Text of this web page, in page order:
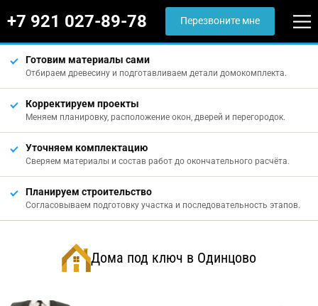
+7 921 027-89-78 Перезвоните мне
Готовим материалы сами
Отбираем древесину и подготавливаем детали домокомплекта.
Корректируем проекты
Меняем планировку, расположение окон, дверей и перегородок.
Уточняем комплектацию
Сверяем материалы и состав работ до окончательного расчёта.
Планируем строительство
Согласовываем подготовку участка и последовательность этапов.
Дома под ключ в Одинцово